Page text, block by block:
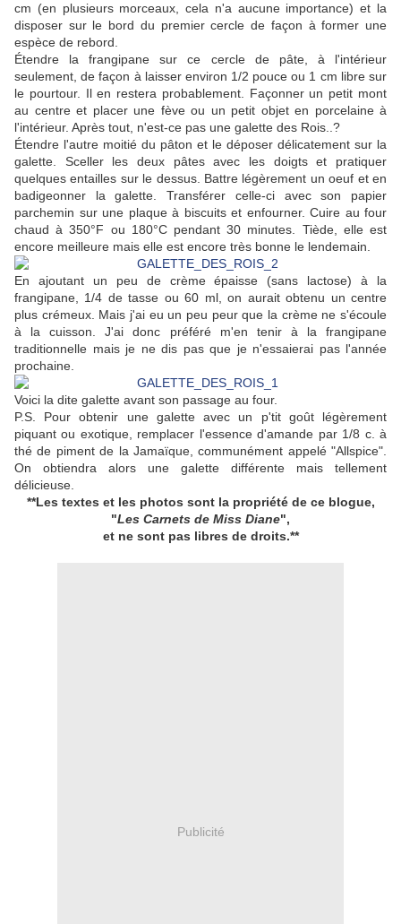
cm (en plusieurs morceaux, cela n'a aucune importance) et la
disposer sur le bord du premier cercle de façon à former une
espèce de rebord.
Étendre la frangipane sur ce cercle de pâte, à l'intérieur
seulement, de façon à laisser environ 1/2 pouce ou 1 cm libre sur
le pourtour. Il en restera probablement. Façonner un petit mont
au centre et placer une fève ou un petit objet en porcelaine à
l'intérieur. Après tout, n'est-ce pas une galette des Rois..?
Étendre l'autre moitié du pâton et le déposer délicatement sur la
galette. Sceller les deux pâtes avec les doigts et pratiquer
quelques entailles sur le dessus. Battre légèrement un oeuf et en
badigeonner la galette. Transférer celle-ci avec son papier
parchemin sur une plaque à biscuits et enfourner. Cuire au four
chaud à 350°F ou 180°C pendant 30 minutes. Tiède, elle est
encore meilleure mais elle est encore très bonne le lendemain.
En ajoutant un peu de crème épaisse (sans lactose) à la
frangipane, 1/4 de tasse ou 60 ml, on aurait obtenu un centre
plus crémeux. Mais j'ai eu un peu peur que la crème ne s'écoule
à la cuisson. J'ai donc préféré m'en tenir à la frangipane
traditionnelle mais je ne dis pas que je n'essaierai pas l'année
prochaine.
Voici la dite galette avant son passage au four.
P.S. Pour obtenir une galette avec un p'tit goût légèrement
piquant ou exotique, remplacer l'essence d'amande par 1/8 c. à
thé de piment de la Jamaïque, communément appelé "Allspice".
On obtiendra alors une galette différente mais tellement
délicieuse.
**Les textes et les photos sont la propriété de ce blogue,
"Les Carnets de Miss Diane",
et ne sont pas libres de droits.**
Publicité